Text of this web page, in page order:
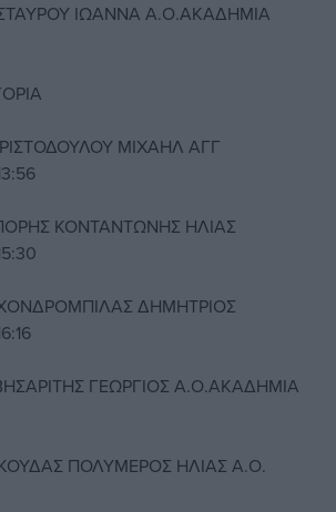
ΣΤΑΥΡΟΥ ΙΩΑΝΝΑ Α.Ο.ΑΚΑΔΗΜΙΑ
ΜΙΧΑΗΛ ΑΓΓ
ΠΟΡΗΣ ΚΟΝΤΑΝΤΩΝΗΣ ΗΛΙΑΣ
ΧΟΝΔΡΟΜΠΙΛΑΣ ΔΗΜΗΤΡΙΟΣ
ΓΕΩΡΓΙΟΣ Α.Ο.ΑΚΑΔΗΜΙΑ
ΚΟΥΔΑΣ ΠΟΛΥΜΕΡΟΣ ΗΛΙΑΣ Α.Ο.